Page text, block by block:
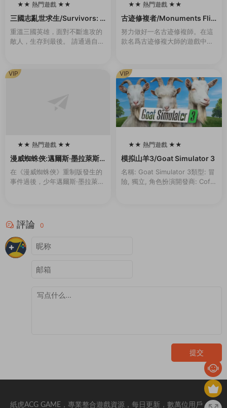
★★ 熱門遊戲 ★★
三國志亂世求生/Survivors: T
hree Kingdoms（Build.993
0442-1.1）
重溫三國英雄，面對不斷進攻的
敵人，生存到最後。 請通過自己
副官出生入死，再次成爲在曆史
戰場上不斷成長的...
★★ 熱門遊戲 ★★
100
古迹修複者/Monuments Flip
per
努力做好一名古迹修複師。在這
款名爲古迹修複大師的遊戲中你
你将在世界上最偉大的古建築中
選出你要進行修複的那...
★★ 熱門遊戲 ★★
100
漫威蜘蛛俠:邁爾斯·墨拉萊斯
的崛起/Marvel’s Spider-Ma
n: Miles Morales
在《漫威蜘蛛俠》重制版發生的
事件過後，少年邁爾斯·墨拉萊斯
激烈的權力鬥争威...
VIP
★★ 熱門遊戲 ★★
100
模拟山羊3/Goat Simulator 3
名稱: Goat Simulator 3類型: 冒
險, 獨立, 角色扮演開發商: Coffe
VIP
評論 0
提交
紙虎ACG GAME，專業整合遊戲資源，每日更新，數萬位用戶，百